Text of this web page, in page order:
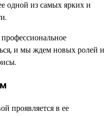
одной из самых ярких и
и мы ждем новых ролей и
проявляется в ее